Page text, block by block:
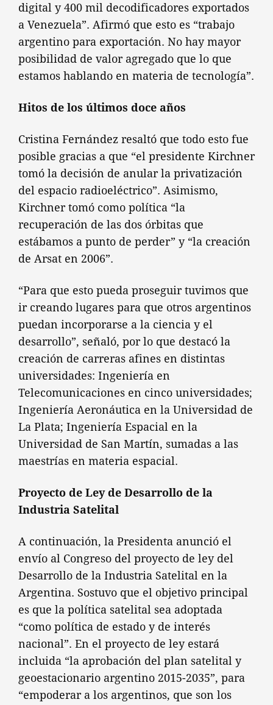
digital y 400 mil decodificadores exportados
a Venezuela”. Afirmó que esto es “trabajo
argentino para exportación. No hay mayor
posibilidad de valor agregado que lo que
estamos hablando en materia de tecnología”.
Hitos de los últimos doce años
Cristina Fernández resaltó que todo esto fue
posible gracias a que “el presidente Kirchner
tomó la decisión de anular la privatización
del espacio radioeléctrico”. Asimismo,
Kirchner tomó como política “la
recuperación de las dos órbitas que
estábamos a punto de perder” y “la creación
de Arsat en 2006”.
“Para que esto pueda proseguir tuvimos que
ir creando lugares para que otros argentinos
puedan incorporarse a la ciencia y el
desarrollo”, señaló, por lo que destacó la
creación de carreras afines en distintas
universidades: Ingeniería en
Telecomunicaciones en cinco universidades;
Ingeniería Aeronáutica en la Universidad de
La Plata; Ingeniería Espacial en la
Universidad de San Martín, sumadas a las
maestrías en materia espacial.
Proyecto de Ley de Desarrollo de la
Industria Satelital
A continuación, la Presidenta anunció el
envío al Congreso del proyecto de ley del
Desarrollo de la Industria Satelital en la
Argentina. Sostuvo que el objetivo principal
es que la política satelital sea adoptada
“como política de estado y de interés
nacional”. En el proyecto de ley estará
incluida “la aprobación del plan satelital y
geoestacionario argentino 2015-2035”, para
“empoderar a los argentinos, que son los